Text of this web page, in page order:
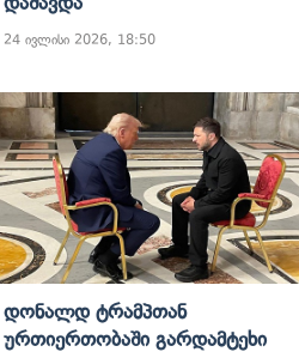
24 ივლისი 2026, 18:50
Დონალდ Ტრამპთან
Ურთიერთობაში Გარდამტეხი